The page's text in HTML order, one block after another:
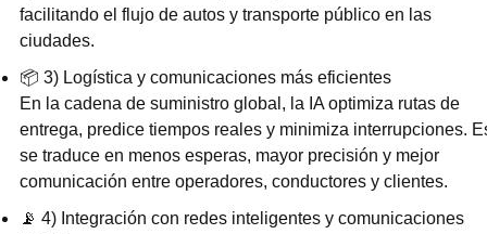
facilitando el flujo de autos y transporte público en las
ciudades.
📦 3) Logística y comunicaciones más eficientes
En la cadena de suministro global, la IA optimiza rutas de
entrega, predice tiempos reales y minimiza interrupciones.
se traduce en menos esperas, mayor precisión y mejor
comunicación entre operadores, conductores y clientes.
📡 4) Integración con redes inteligentes y comunicaciones